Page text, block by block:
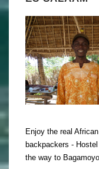
Enjoy the real
backpackers -
the way to Bagamoyo